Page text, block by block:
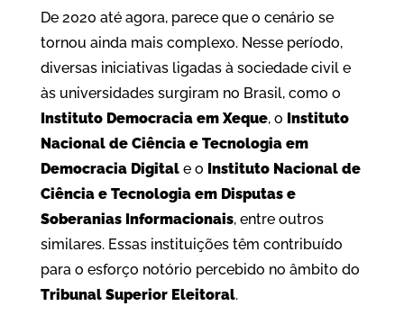
De 2020 até agora, parece que o cenário se
tornou ainda mais complexo. Nesse período,
diversas iniciativas ligadas à sociedade civil e
às universidades surgiram no Brasil, como o
Instituto Democracia em Xeque, o Instituto
Nacional de Ciência e Tecnologia em
Democracia Digitale o Instituto Nacional de
Ciência e Tecnologia em Disputas e
Soberanias Informacionais, entre outros
similares. Essas instituições têm contribuído
para o esforço notório percebido no âmbito do
Tribunal Superior Eleitoral.